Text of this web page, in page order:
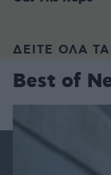
ΔΕΙΤΕ ΟΛΑ ΤΑ
Best of